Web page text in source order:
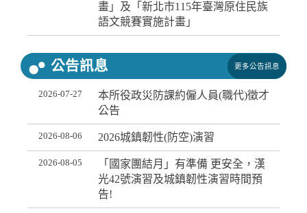
畫」及「新北市115年臺灣原住民族
語文競賽實施計畫」
公告訊息 更多公告訊息
2026-07-27
本所役政災防課約僱人員(職代)徵才
公告
2026-08-06 2026城鎮韌性(防空)演習
2026-08-05
「國家團結月」有準備 更安全，漢
光42號演習及城鎮韌性演習時間預
告!